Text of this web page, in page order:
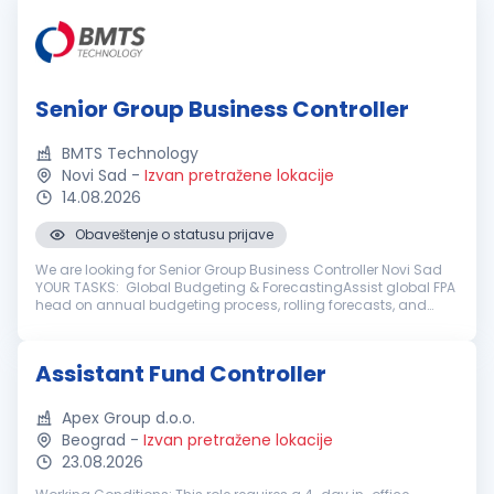
Senior Group Business Controller
BMTS Technology
Novi Sad - Izvan pretražene lokacije
14.08.2026
Obaveštenje o statusu prijave
We are looking for Senior Group Business Controller Novi Sad
YOUR TASKS: Global Budgeting & ForecastingAssist global FPA
head on annual budgeting process, rolling forecasts, and
Assistant Fund Controller
Apex Group d.o.o.
Beograd - Izvan pretražene lokacije
23.08.2026